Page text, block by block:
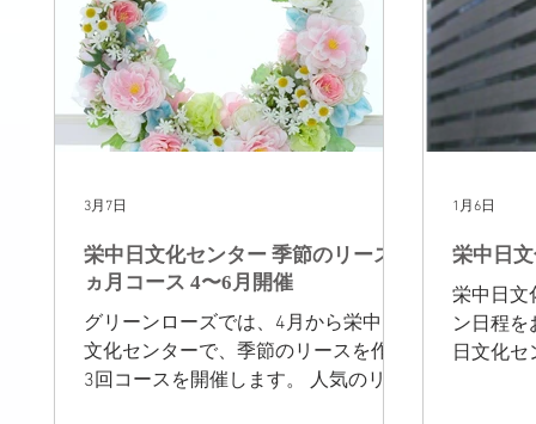
NEW! ディスプレイ作品
栄中日文化センター 季節のリース3
ヵ月コース 4〜6月開催
グリーンローズでは、4月から栄中日
文化センターで、季節のリースを作る
3回コースを開催します。 人気のリー
3月7日
栄中日
栄中日文
ン日程を
日文化
1月6日